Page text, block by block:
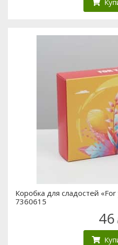
Коробка для сладостей
7360615
46